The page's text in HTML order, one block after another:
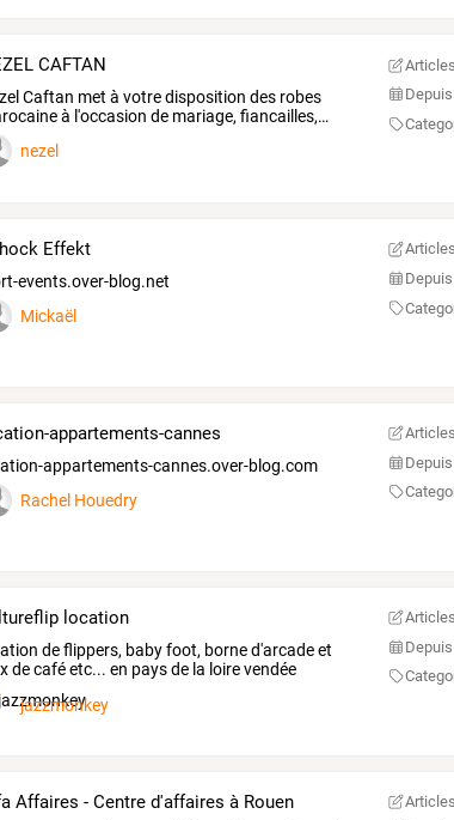
CAFTAN
Caftan met à votredisposition des robes
à l'occasion de mariage, fiancailles,…
nezel
Effekt
events.over-blog.net
Mickaël
appartements-cannes
appartements-cannes.over-blog.com
Rachel Houedry
location
deflippers, babyfoot, borned'arcadeet
decaféetc... en paysde la loirevendée
jazzmonkey
Affaires - Centre d'affaires à Rouen